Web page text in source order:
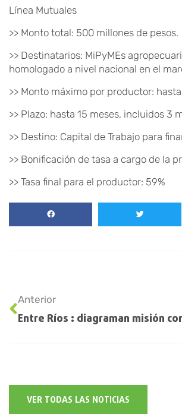
Línea Mutuales
>> Monto total: 500 millones de pesos.
>> Destinatarios: MiPyMEs
homologado a nivel nacional en el
>> Monto máximo por productor:
>> Plazo: hasta 15 meses, incluidos 3
>> Destino: Capital de Trabajo para
>> Bonificación de tasa a cargo de la
>> Tasa final para el productor: 59%
Anterior
VER TODAS LAS NOTICIAS